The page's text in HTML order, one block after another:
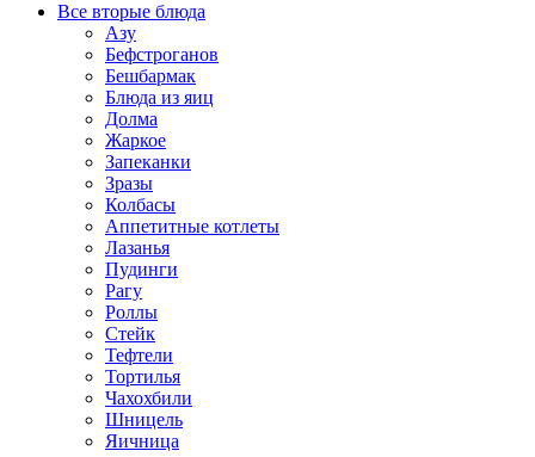
Все вторые блюда
Азу
Бефстроганов
Бешбармак
Блюда из яиц
Долма
Жаркое
Запеканки
Зразы
Колбасы
Аппетитные котлеты
Лазанья
Пудинги
Рагу
Роллы
Стейк
Тефтели
Тортилья
Чахохбили
Шницель
Яичница